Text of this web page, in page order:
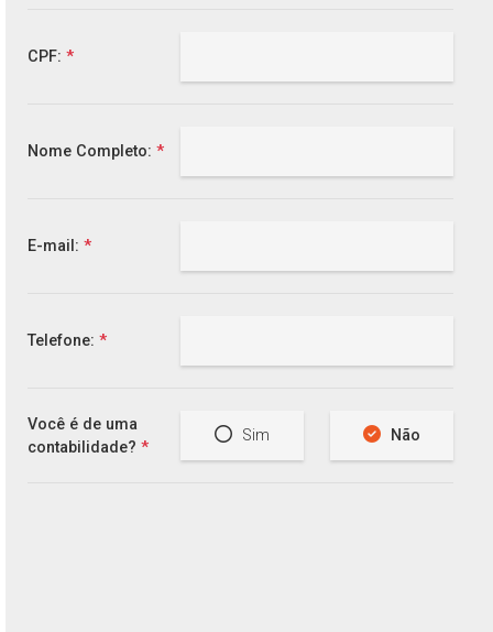
CPF: *
Nome Completo: *
E-mail: *
Telefone: *
Você é de uma
contabilidade? *
Sim Não